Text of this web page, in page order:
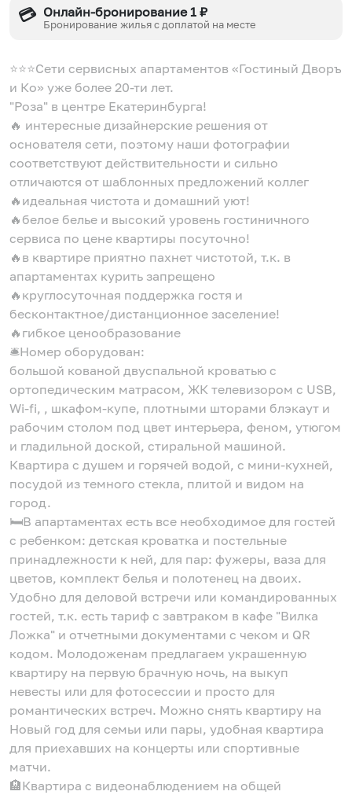
💳 Онлайн-бронирование 1 ₽
Бронирование жилья с доплатой на месте
⭐️⭐️⭐️Сети сервисных апартаментов «Гостиный Дворъ
и Ко» уже более 20-ти лет.
"Роза" в центре Екатеринбурга!
🔥 интересные дизайнерские решения от
основателя сети, поэтому наши фотографии
соответствуют действительности и сильно
отличаются от шаблонных предложений коллег
🔥идеальная чистота и домашний уют!
🔥белое белье и высокий уровень гостиничного
сервиса по цене квартиры посуточно!
🔥в квартире приятно пахнет чистотой, т.к. в
апартаментах курить запрещено
🔥круглосуточная поддержка гостя и
бесконтактное/дистанционное заселение!
🔥гибкое ценообразование
🛎Номер оборудован:
большой кованой двуспальной кроватью с
ортопедическим матрасом, ЖК телевизором с USB,
Wi-fi, , шкафом-купе, плотными шторами блэкаут и
рабочим столом под цвет интерьера, феном, утюгом
и гладильной доской, стиральной машиной.
Квартира с душем и горячей водой, с мини-кухней,
посудой из темного стекла, плитой и видом на
город.
🛏В апартаментах есть все необходимое для гостей
с ребенком: детская кроватка и постельные
принадлежности к ней, для пар: фужеры, ваза для
цветов, комплект белья и полотенец на двоих.
Удобно для деловой встречи или командированных
гостей, т.к. есть тариф с завтраком в кафе "Вилка
Ложка" и отчетными документами с чеком и QR
кодом. Молодоженам предлагаем украшенную
квартиру на первую брачную ночь, на выкуп
невесты или для фотосессии и просто для
романтических встреч. Можно снять квартиру на
Новый год для семьи или пары, удобная квартира
для приехавших на концерты или спортивные
матчи.
🏨Квартира с видеонаблюдением на общей